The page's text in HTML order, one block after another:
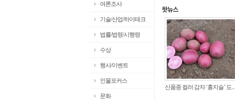
여론조사
기술/산업/하이테크
법률/법령/시행령
수상
행사/이벤트
인물포커스
문화
신품종 컬러 감자 ‘홍지슬’ 도...